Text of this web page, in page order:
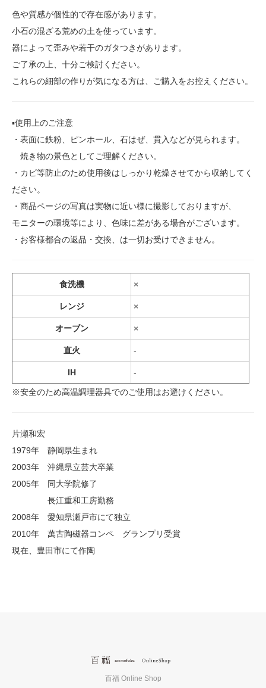
色や質感が個性的で存在感があります。
小石の混ざる荒めの土を使っています。
器によって歪みや若干のガタつきがあります。
ご了承の上、十分ご検討ください。
これらの細部の作りが気になる方は、ご購入をお控えください。
▪️使用上のご注意
・表面に鉄粉、ピンホール、石はぜ、貫入などが見られます。
焼き物の景色としてご理解ください。
・カビ等防止のため使用後はしっかり乾燥させてから収納してく
ださい。
・商品ページの写真は実物に近い様に撮影しておりますが、
モニターの環境等により、色味に差がある場合がございます。
・お客様都合の返品・交換、は一切お受けできません。
食洗機 ×
レンジ ×
オーブン ×
直火 -
IH -
※安全のため高温調理器具でのご使用はお避けください。
片瀬和宏
1979年 静岡県生まれ
2003年 沖縄県立芸大卒業
2005年 同大学院修了
長江重和工房勤務
2008年 愛知県瀬戸市にて独立
2010年 萬古陶磁器コンペ グランプリ受賞
現在、豊田市にて作陶
百福 Online Shop